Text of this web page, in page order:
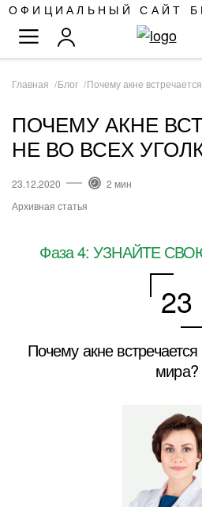
SKIP
TO
CONTENT
ОФИЦИАЛЬНЫЙ САЙТ
Главная Блог Почему акне
ПОЧЕМУ АКНЕ
НЕ ВО ВСЕХ
23.12.2020
2 мин
Архивная статья
Фаза 4: УЗНАЙТЕ
23
Почему акне
мира?